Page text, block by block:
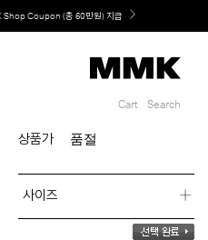
익스트루드 라인 출시
Cart Search
상품가 품절
사이즈